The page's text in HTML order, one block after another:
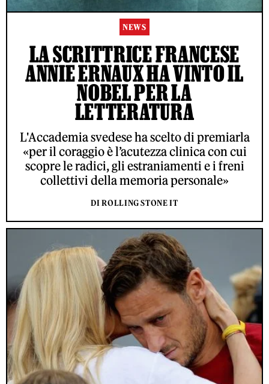
NEWS
LA SCRITTRICE FRANCESE
ANNIE ERNAUX HA VINTO IL
NOBEL PER LA
LETTERATURA
L'Accademia svedese ha scelto di premiarla
«per il coraggio è l’acutezza clinica con cui
scopre le radici, gli estraniamenti e i freni
collettivi della memoria personale»
DI ROLLING STONE IT